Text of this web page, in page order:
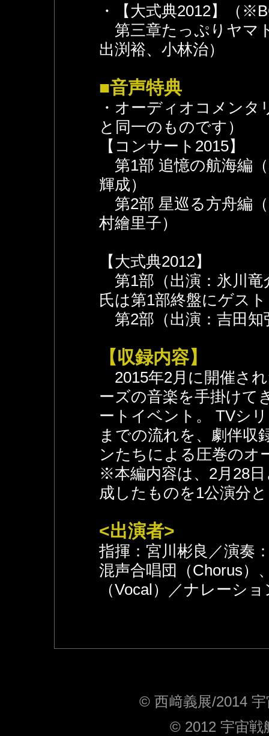
・【大式典2012】（
第三章たっぷりヤマ
出渕裕、小林治）
■音声特典
・オーディオコメン
と同一のものです）
【コンサート2015】
第1部 追憶の航海編
輝成）
第2部 星巡る方舟編
村繪里子）
【大式典2012】
第1部（出演：氷川
氏は第1部終盤にゲス
第2部（出演：吉田知
【収録内容】
2015年2月に開催さ
ーズの音楽を手掛けて
ートイベント。 TVシ
までの流れを、劇伴収
ンたちによる圧巻のオ
※本編内容は、2月28
成したものを1公演分
<出演者>
指揮：宮川彬良／演奏
混声合唱団（Chorus）
（Vocal）／ナレーシ
© 西﨑義展/2014
© 2012 宇宙戦